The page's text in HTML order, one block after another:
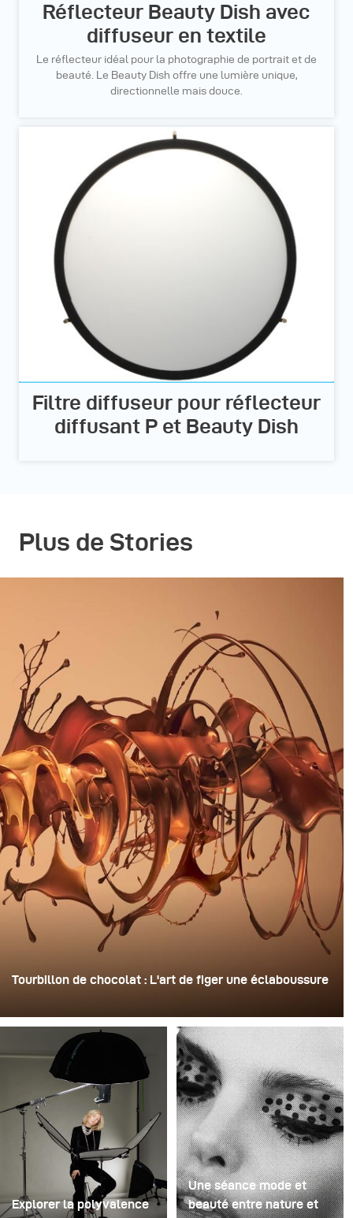
Réflecteur Beauty Dish avec
diffuseur en textile
Le réflecteur idéal pour la photographie de portrait et de
beauté. Le Beauty Dish offre une lumière unique,
directionnelle mais douce.
Filtre diffuseur pour réflecteur
diffusant P et Beauty Dish
Plus de Stories
Tourbillon de chocolat : L'art de figer une éclaboussure
à champagne jetables en plastique bon marché. Il en a
retiré les pieds, percé un trou au centre de chacune
d'elles, puis les a empilées sur une perceuse. Cela a
créé une structure rotative à plusieurs niveaux capable
de retenir le liquide avant de le libérer.
Explorer la polyvalence
Une séance mode et
beauté entre nature et